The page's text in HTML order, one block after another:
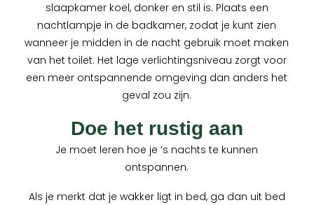
slaapkamer koel, donker en stil is. Plaats een
nachtlampje in de badkamer, zodat je kunt zien
wanneer je midden in de nacht gebruik moet maken
van het toilet. Het lage verlichtingsniveau zorgt voor
een meer ontspannende omgeving dan anders het
geval zou zijn.
Doe het rustig aan
Je moet leren hoe je ‘s nachts te kunnen
ontspannen.
Als je merkt dat je wakker ligt in bed, ga dan uit bed